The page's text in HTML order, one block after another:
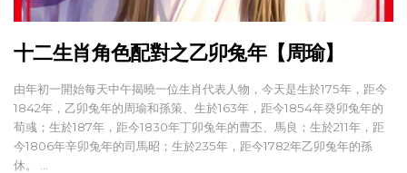
十二生肖角色配對之乙卯兔年【周瑜】
由年初一開始每天中午揭曉一位生肖代表人物，今天是生於175年，距今
1842年，乙卯兔年的周瑜和孫策、生於163年，距今1854年癸卯兔年的
荀彧；生於187年，距今1830年丁卯兔年的曹丕、馬良；生於211年，距
今1806年辛卯兔年的司馬昭；生於235年，距今1782年乙卯兔年的孫
休。 …